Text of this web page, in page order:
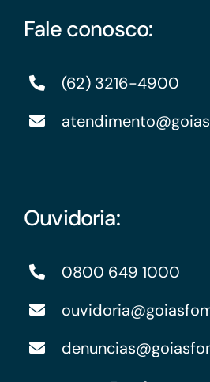
Fale conosco:
(62) 3216-4900
Ouvidoria:
0800 649 1000